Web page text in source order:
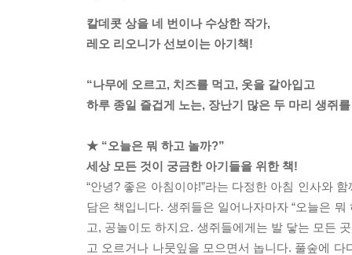
칼데콧 상을 네 번이나 수상한 작가,
레오 리오니가 선보이는 아기책!
“나무에 오르고, 치즈를 먹고, 옷을 갈아입고
하루 종일 즐겁게 노는, 장난기 많은 두 마리 생쥐
★ “오늘은 뭐 하고 놀까?”
세상 모든 것이 궁금한 아기들을 위한 책!
“안녕? 좋은 아침이야!”라는 다정한 아침 인사와
담은 책입니다. 생쥐들은 일어나자마자 “오늘은
고, 공놀이도 하지요. 생쥐들에게는 발 닿는 모든
고 오르거나 나뭇잎을 모으면서 놉니다. 풀숲에